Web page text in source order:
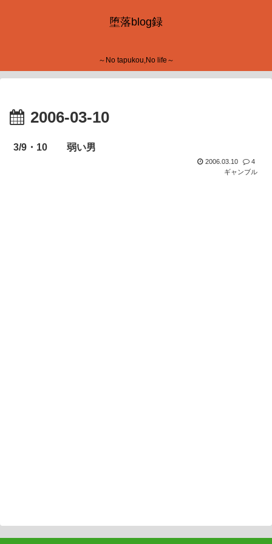
堕落blog録
～No tapukou,No life～
2006-03-10
3/9・10 弱い男
2006.03.10
4
ギャンブル